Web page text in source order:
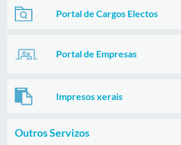
Portal de Cargos Electos
Portal de Empresas
Impresos xerais
Outros Servizos